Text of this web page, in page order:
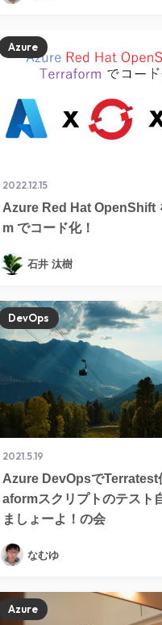
2022.12.15
Azure Red Hat OpenShift
m でコード化！
Azure
石井 汰樹
2021.5.19
Azure DevOpsでTerratest
aformスクリプトのテスト
ましょーよ！の会
DevOps
なむゆ
Azure